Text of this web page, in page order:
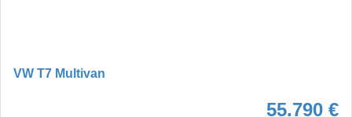
VW T7 Multivan
55.790 €